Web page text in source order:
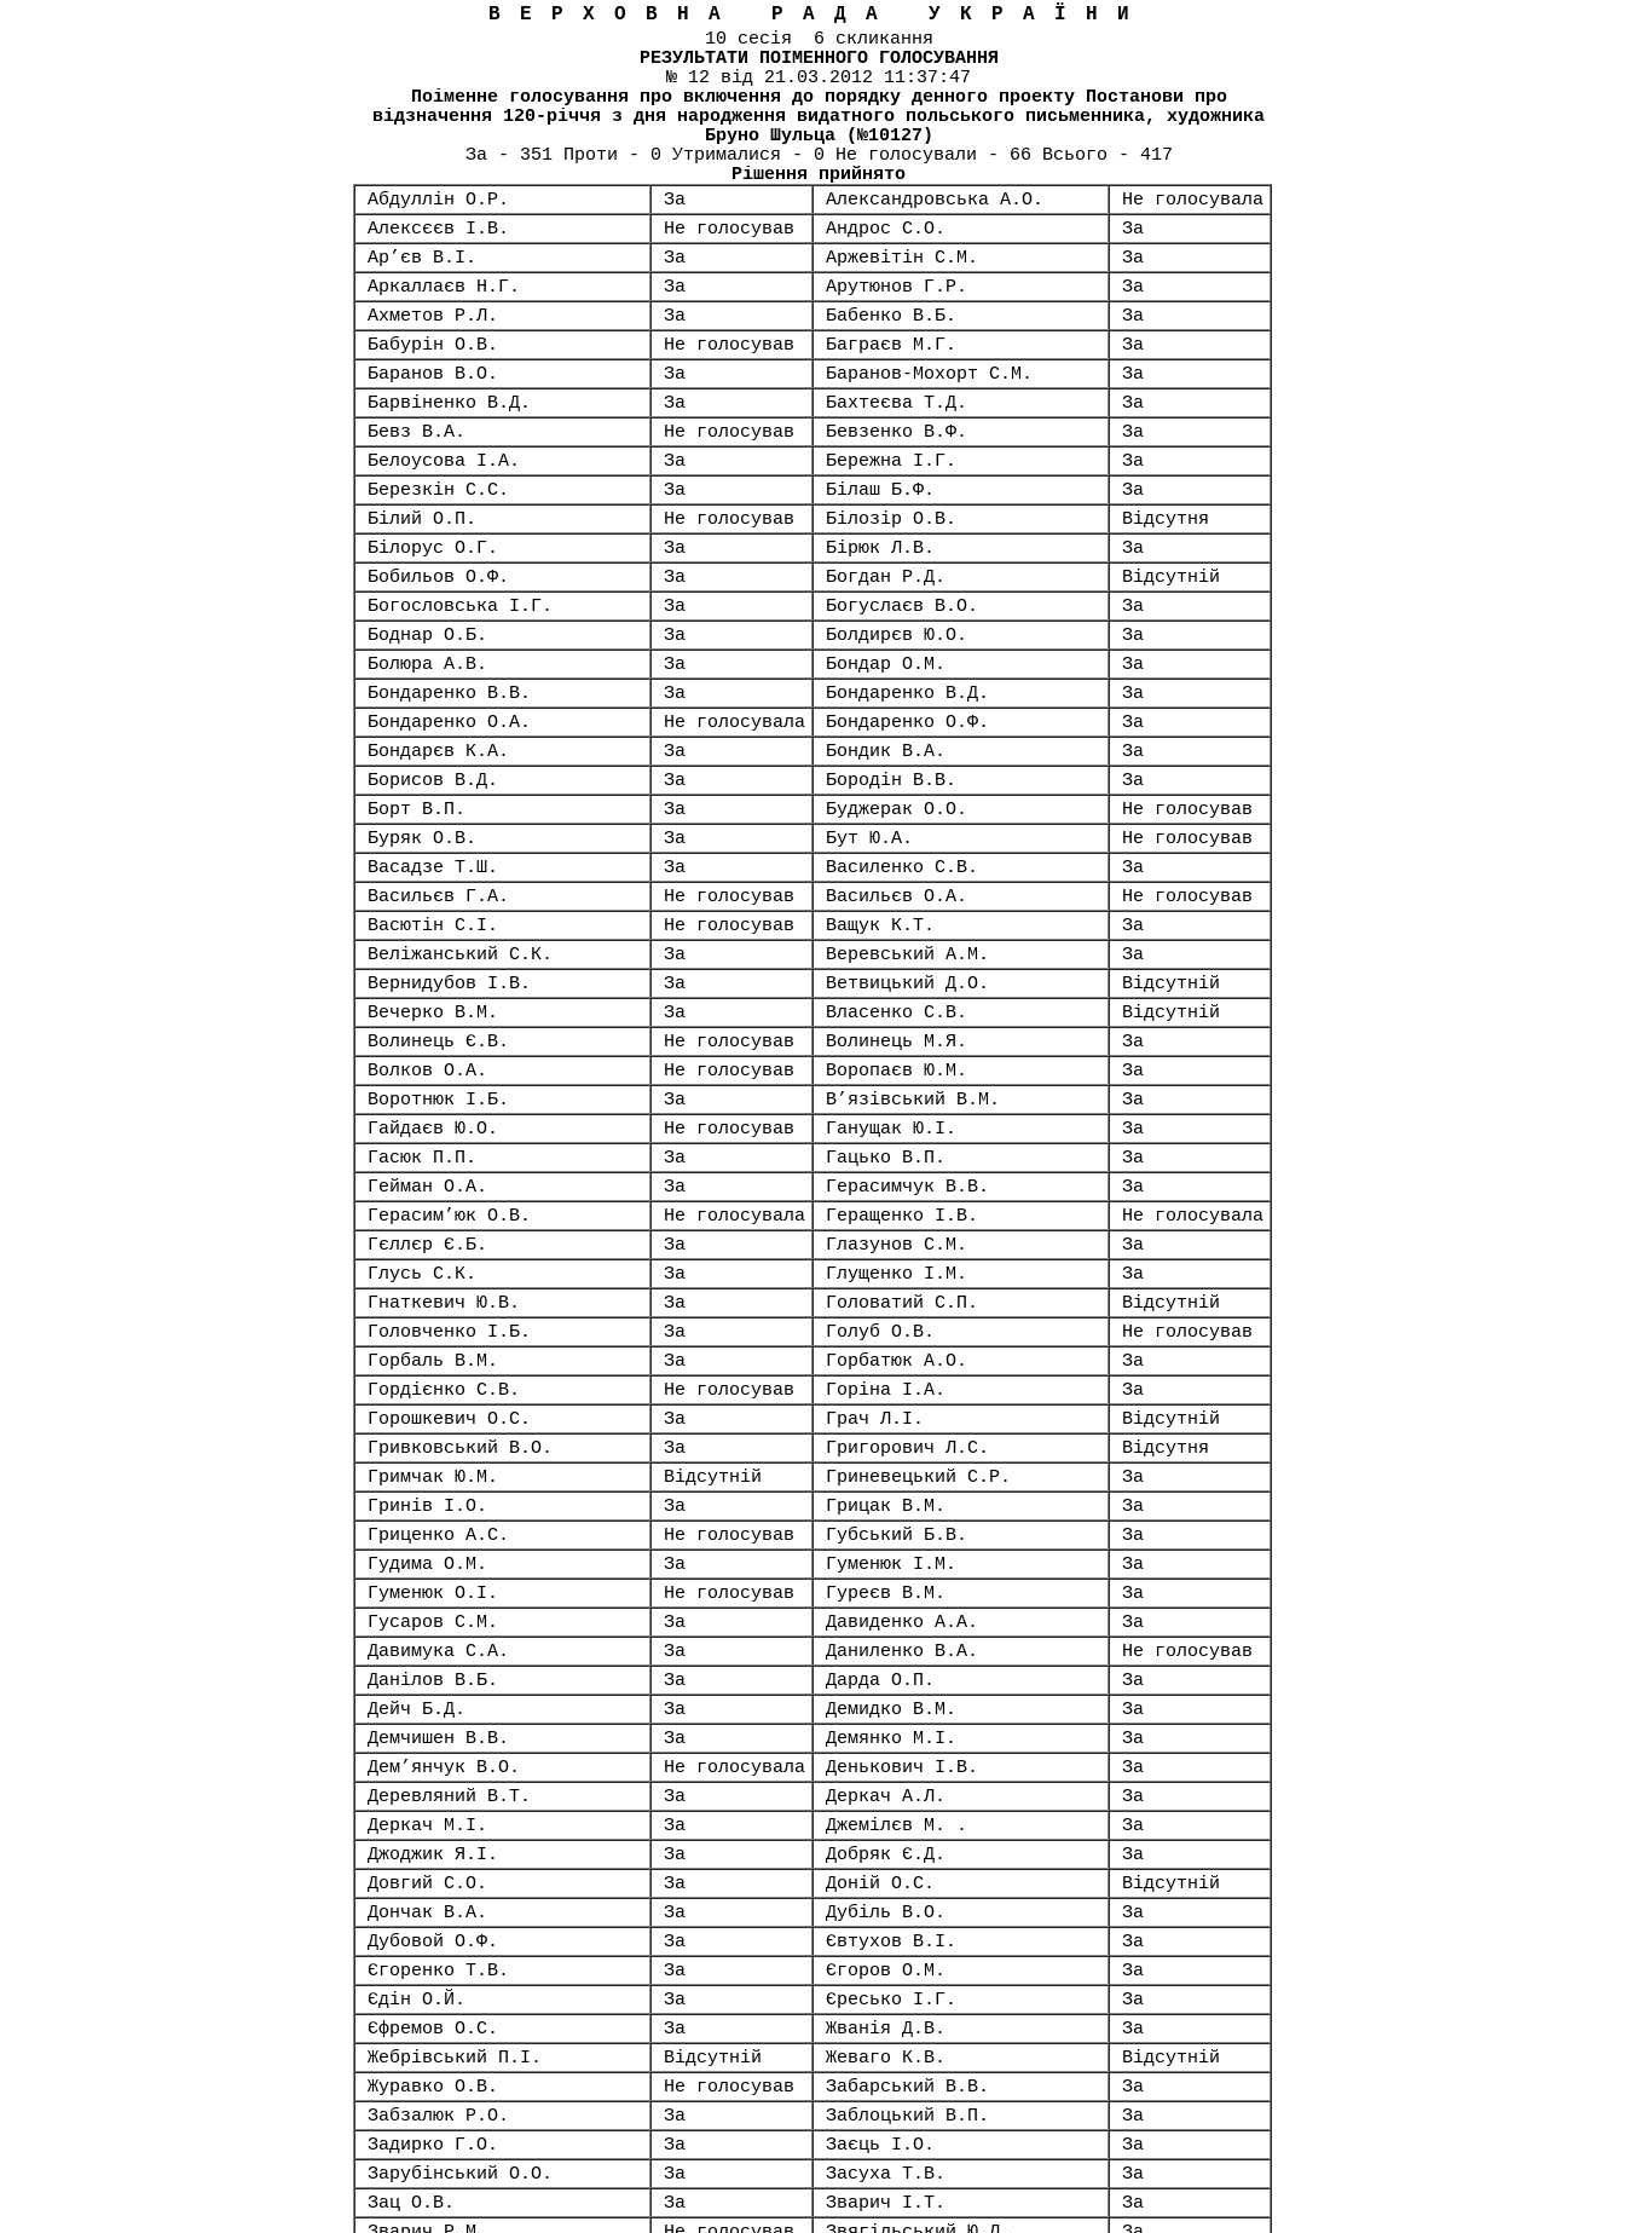
ВЕРХОВНА РАДА УКРАЇНИ
10 сесія 6 скликання
РЕЗУЛЬТАТИ ПОІМЕННОГО ГОЛОСУВАННЯ
№ 12 від 21.03.2012 11:37:47
Поіменне голосування про включення до порядку денного проекту Постанови про
відзначення 120-річчя з дня народження видатного польського письменника, художника
Бруно Шульца (№10127)
За - 351 Проти - 0 Утрималися - 0 Не голосували - 66 Всього - 417
Рішення прийнято
Абдуллін О.Р.
За Александровська А.О.
Не голосувала
Алексєєв І.В.
Не голосував Андрос С.О.
За
Ар’єв В.І.
За Аржевітін С.М.
За
Аркаллаєв Н.Г.
За Арутюнов Г.Р.
За
Ахметов Р.Л.
За Бабенко В.Б.
За
Бабурін О.В.
Не голосував Баграєв М.Г.
За
Баранов В.О.
За Баранов-Мохорт С.М.
За
Барвіненко В.Д.
За Бахтеєва Т.Д.
За
Бевз В.А.
Не голосував Бевзенко В.Ф.
За
Белоусова І.А.
За Бережна І.Г.
За
Березкін С.С.
За Білаш Б.Ф.
За
Білий О.П.
Не голосував Білозір О.В.
Відсутня
Білорус О.Г.
За Бірюк Л.В.
За
Бобильов О.Ф.
За Богдан Р.Д.
Відсутній
Богословська І.Г.
За Богуслаєв В.О.
За
Боднар О.Б.
За Болдирєв Ю.О.
За
Болюра А.В.
За Бондар О.М.
За
Бондаренко В.В.
За Бондаренко В.Д.
За
Бондаренко О.А.
Не голосувала Бондаренко О.Ф.
За
Бондарєв К.А.
За Бондик В.А.
За
Борисов В.Д.
За Бородін В.В.
За
Борт В.П.
За Буджерак О.О.
Не голосував
Буряк О.В.
За Бут Ю.А.
Не голосував
Васадзе Т.Ш.
За Василенко С.В.
За
Васильєв Г.А.
Не голосував Васильєв О.А.
Не голосував
Васютін С.І.
Не голосував Ващук К.Т.
За
Веліжанський С.К.
За Веревський А.М.
За
Вернидубов І.В.
За Ветвицький Д.О.
Відсутній
Вечерко В.М.
За Власенко С.В.
Відсутній
Волинець Є.В.
Не голосував Волинець М.Я.
За
Волков О.А.
Не голосував Воропаєв Ю.М.
За
Воротнюк І.Б.
За В’язівський В.М.
За
Гайдаєв Ю.О.
Не голосував Ганущак Ю.І.
За
Гасюк П.П.
За Гацько В.П.
За
Гейман О.А.
За Герасимчук В.В.
За
Герасим’юк О.В.
Не голосувала Геращенко І.В.
Не голосувала
Гєллєр Є.Б.
За Глазунов С.М.
За
Глусь С.К.
За Глущенко І.М.
За
Гнаткевич Ю.В.
За Головатий С.П.
Відсутній
Головченко І.Б.
За Голуб О.В.
Не голосував
Горбаль В.М.
За Горбатюк А.О.
За
Гордієнко С.В.
Не голосував Горіна І.А.
За
Горошкевич О.С.
За Грач Л.І.
Відсутній
Гривковський В.О.
За Григорович Л.С.
Відсутня
Гримчак Ю.М.
Відсутній Гриневецький С.Р.
За
Гринів І.О.
За Грицак В.М.
За
Гриценко А.С.
Не голосував Губський Б.В.
За
Гудима О.М.
За Гуменюк І.М.
За
Гуменюк О.І.
Не голосував Гуреєв В.М.
За
Гусаров С.М.
За Давиденко А.А.
За
Давимука С.А.
За Даниленко В.А.
Не голосував
Данілов В.Б.
За Дарда О.П.
За
Дейч Б.Д.
За Демидко В.М.
За
Демчишен В.В.
За Демянко М.І.
За
Дем’янчук В.О.
Не голосувала Денькович І.В.
За
Деревляний В.Т.
За Деркач А.Л.
За
Деркач М.І.
За Джемілєв М. .
За
Джоджик Я.І.
За Добряк Є.Д.
За
Довгий С.О.
За Доній О.С.
Відсутній
Дончак В.А.
За Дубіль В.О.
За
Дубовой О.Ф.
За Євтухов В.І.
За
Єгоренко Т.В.
За Єгоров О.М.
За
Єдін О.Й.
За Єресько І.Г.
За
Єфремов О.С.
За Жванія Д.В.
За
Жебрівський П.І.
Відсутній Жеваго К.В.
Відсутній
Журавко О.В.
Не голосував Забарський В.В.
За
Забзалюк Р.О.
За Заблоцький В.П.
За
Задирко Г.О.
За Заєць І.О.
За
Зарубінський О.О.
За Засуха Т.В.
За
Зац О.В.
За Зварич І.Т.
За